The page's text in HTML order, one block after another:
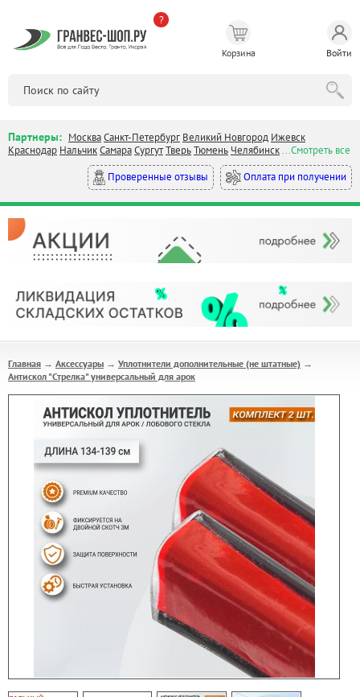
?
Корзина Войти
Партнеры: МоскваСанкт-Петербург Великий Новгород Ижевск
Краснодар НальчикСамараСургутТверьТюмень Челябинск...Смотреть все
Проверенные отзывы
Оплата при получении
Главная → Аксессуары → Уплотнители дополнительные (не штатные) →
Антискол "Стрелка" универсальный для арок